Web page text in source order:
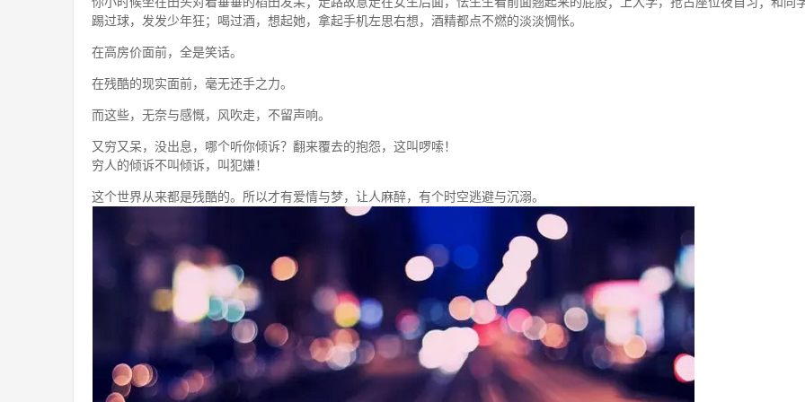
踢过球，发发少年狂；喝过酒，想起她，拿起手机左思右想，酒精都点不燃的淡淡惆怅。
在高房价面前，全是笑话。
在残酷的现实面前，毫无还手之力。
而这些，无奈与感慨，风吹走，不留声响。
又穷又呆，没出息，哪个听你倾诉？翻来覆去的抱怨，这叫啰嗦！
穷人的倾诉不叫倾诉，叫犯嫌！
这个世界从来都是残酷的。所以才有爱情与梦，让人麻醉，有个时空逃避与沉溺。